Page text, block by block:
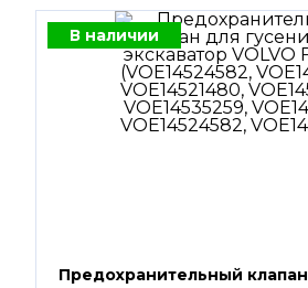
В наличии
Предохранительный клапан